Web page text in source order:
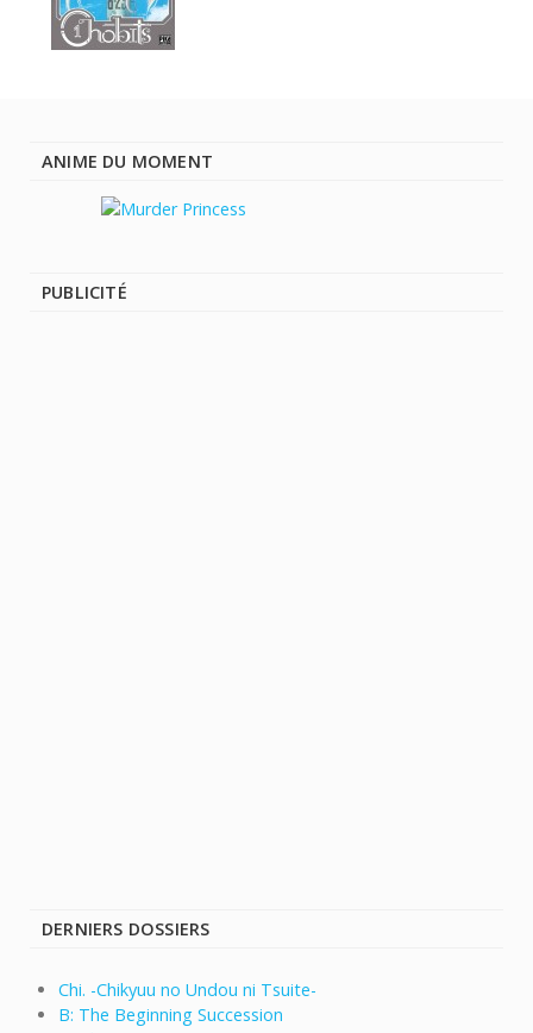
ANIME DU MOMENT
PUBLICITÉ
DERNIERS DOSSIERS
Chi. -Chikyuu no Undou ni Tsuite-
B: The Beginning Succession